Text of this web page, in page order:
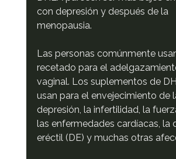
con depresión y después de la
menopausia.
Las personas comúnmente
recetado para el
vaginal. Los suplementos de
usan para el envejecimiento de
depresión, la infertilidad, la
las enfermedades cardíacas, la
eréctil (DE) y muchas otras